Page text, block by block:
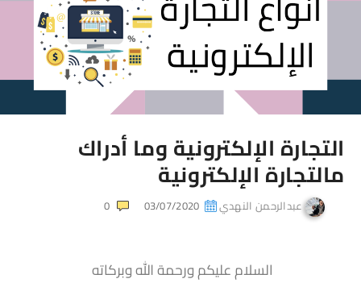
التجارة الإلكترونية وما أدراك
مالتجارة الإلكترونية
عبدالرحمن النهدي 03/07/2020
0
السلام عليكم ورحمة الله وبركاته